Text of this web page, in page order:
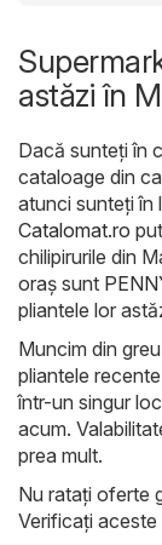
astăzi în
Dacă sunteți în
cataloage din
atunci sunteți în
Catalomat.ro
chilipirurile din
oraș sunt
pliantele lor
Muncim din
pliantele
într-un singur
acum.
prea mult.
Nu ratați oferte
Verificați aceste